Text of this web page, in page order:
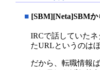
■ [SBM][Neta]SBM
IRCで話していた
たURLというのは
だから、転職情報